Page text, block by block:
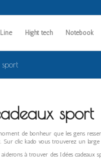
Hight tech Notebook
sport
sport
de bonheur que les gens
Sur clic kado vous trouverez un
à trouver des Idées